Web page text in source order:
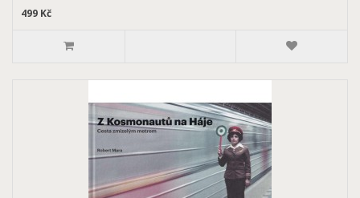
499 Kč